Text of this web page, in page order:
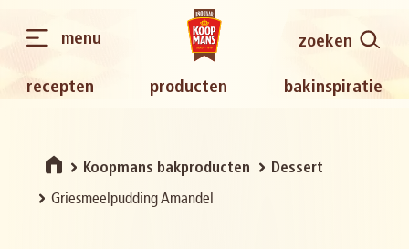
recepten producten bakinspiratie
zoeken
menu
Koopmans bakproducten Dessert
Griesmeelpudding Amandel